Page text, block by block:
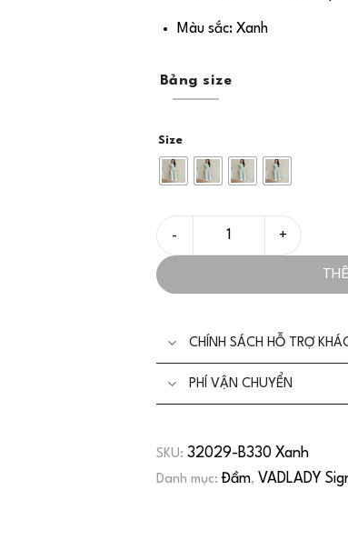
Màu sắc: Xanh
Bảng size
Size
CHÍNH SÁCH HỖ TRỢ
PHÍ VẬN CHUYỂN
SKU: 32029-B330 Xanh
Danh mục:Đầm, VADLADY